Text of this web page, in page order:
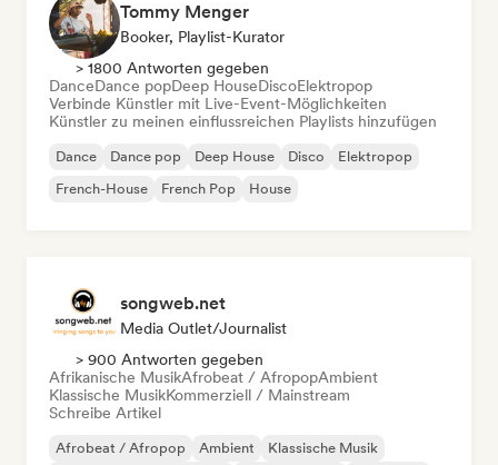
Tommy Menger
Booker, Playlist-Kurator
> 1800 Antworten gegeben
DanceDance popDeep HouseDiscoElektropop
Verbinde Künstler mit Live-Event-Möglichkeiten
Künstler zu meinen einflussreichen Playlists hinzufügen
Dance Dance pop Deep House Disco
Elektropop
French-House
French Pop House
songweb.net
Media Outlet/Journalist
> 900 Antworten gegeben
Afrikanische MusikAfrobeat / AfropopAmbient
Klassische MusikKommerziell / Mainstream
Schreibe Artikel
Afrobeat / Afropop Ambient
Klassische Musik